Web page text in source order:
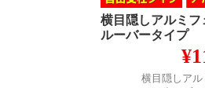
横目隠しアルミフ
ルーバータイプ
横目隠しア